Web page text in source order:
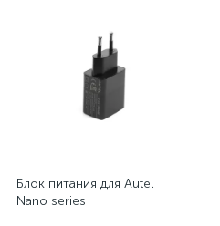
Блок питания для Autel
Nano series